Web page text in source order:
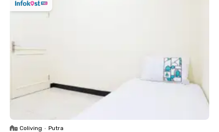
Coliving • Putra